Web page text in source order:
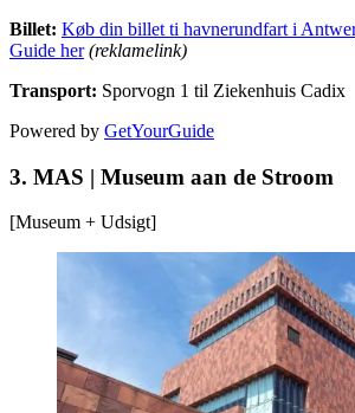
Billet: Køb din billet ti havnerundfart i
Guide her (reklamelink)
Transport: Sporvogn 1 til Ziekenhuis Cadix
Powered by GetYourGuide
3. MAS | Museum aan de Stroom
[Museum + Udsigt]